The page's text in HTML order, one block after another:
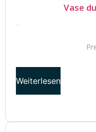
Vase
168.50 €
Weiterlesen